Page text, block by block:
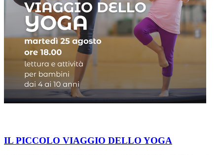
IL PICCOLO VIAGGIO DELLO YOGA